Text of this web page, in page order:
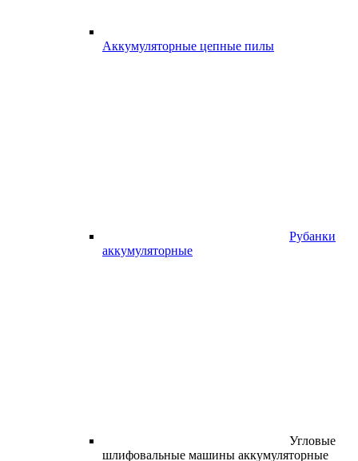
Аккумуляторные цепные пилы
Рубанки
аккумуляторные
Угловые
шлифовальные машины аккумуляторные